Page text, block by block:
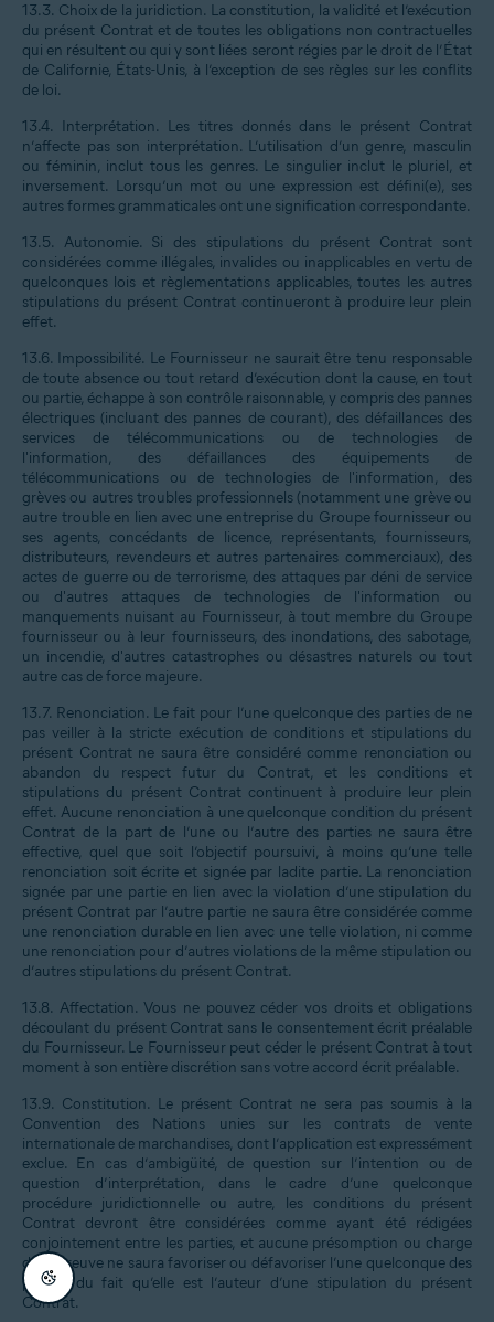
13.3. Choix de la juridiction. La constitution, la validité et l’exécution
du présent Contrat et de toutes les obligations non contractuelles
qui en résultent ou qui y sont liées seront régies par le droit de l’État
de Californie, États-Unis, à l’exception de ses règles sur les conflits
de loi.
13.4. Interprétation. Les titres donnés dans le présent Contrat
n’affecte pas son interprétation. L’utilisation d’un genre, masculin
ou féminin, inclut tous les genres. Le singulier inclut le pluriel, et
inversement. Lorsqu’un mot ou une expression est défini(e), ses
autres formes grammaticales ont une signification correspondante.
13.5. Autonomie. Si des stipulations du présent Contrat sont
considérées comme illégales, invalides ou inapplicables en vertu de
quelconques lois et règlementations applicables, toutes les autres
stipulations du présent Contrat continueront à produire leur plein
effet.
13.6. Impossibilité. Le Fournisseur ne saurait être tenu responsable
de toute absence ou tout retard d’exécution dont la cause, en tout
ou partie, échappe à son contrôle raisonnable, y compris des pannes
électriques (incluant des pannes de courant), des défaillances des
services de télécommunications ou de technologies de
l'information, des défaillances des équipements de
télécommunications ou de technologies de l'information, des
grèves ou autres troubles professionnels (notamment une grève ou
autre trouble en lien avec une entreprise du Groupe fournisseur ou
ses agents, concédants de licence, représentants, fournisseurs,
distributeurs, revendeurs et autres partenaires commerciaux), des
actes de guerre ou de terrorisme, des attaques par déni de service
ou d'autres attaques de technologies de l'information ou
manquements nuisant au Fournisseur, à tout membre du Groupe
fournisseur ou à leur fournisseurs, des inondations, des sabotage,
un incendie, d'autres catastrophes ou désastres naturels ou tout
autre cas de force majeure.
13.7. Renonciation. Le fait pour l’une quelconque des parties de ne
pas veiller à la stricte exécution de conditions et stipulations du
présent Contrat ne saura être considéré comme renonciation ou
abandon du respect futur du Contrat, et les conditions et
stipulations du présent Contrat continuent à produire leur plein
effet. Aucune renonciation à une quelconque condition du présent
Contrat de la part de l’une ou l’autre des parties ne saura être
effective, quel que soit l’objectif poursuivi, à moins qu’une telle
renonciation soit écrite et signée par ladite partie. La renonciation
signée par une partie en lien avec la violation d’une stipulation du
présent Contrat par l’autre partie ne saura être considérée comme
une renonciation durable en lien avec une telle violation, ni comme
une renonciation pour d’autres violations de la même stipulation ou
d’autres stipulations du présent Contrat.
13.8. Affectation. Vous ne pouvez céder vos droits et obligations
découlant du présent Contrat sans le consentement écrit préalable
du Fournisseur. Le Fournisseur peut céder le présent Contrat à tout
moment à son entière discrétion sans votre accord écrit préalable.
13.9. Constitution. Le présent Contrat ne sera pas soumis à la
Convention des Nations unies sur les contrats de vente
internationale de marchandises, dont l’application est expressément
exclue. En cas d’ambigüité, de question sur l’intention ou de
question d’interprétation, dans le cadre d’une quelconque
procédure juridictionnelle ou autre, les conditions du présent
Contrat devront être considérées comme ayant été rédigées
conjointement entre les parties, et aucune présomption ou charge
de la preuve ne saura favoriser ou défavoriser l’une quelconque des
parties du fait qu’elle est l’auteur d’une stipulation du présent
Contrat.